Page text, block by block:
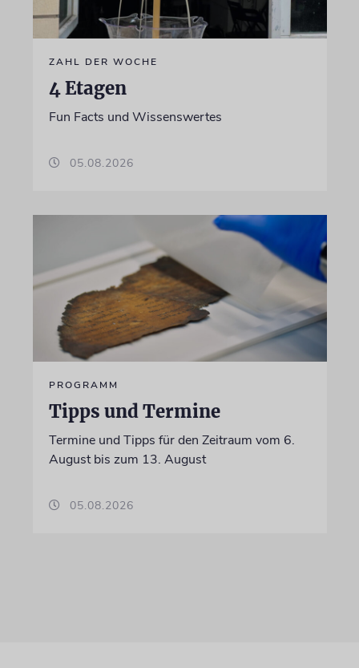
ZAHL DER WOCHE
4 Etagen
Fun Facts und Wissenswertes
05.08.2026
PROGRAMM
Tipps und Termine
Termine und Tipps für den Zeitraum vom 6.
August bis zum 13. August
05.08.2026